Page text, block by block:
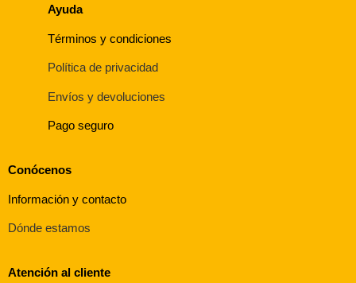
Ayuda
Términos y condiciones
Política de privacidad
Envíos y devoluciones
Pago seguro
Conócenos
Información y contacto
Dónde estamos
Atención al cliente